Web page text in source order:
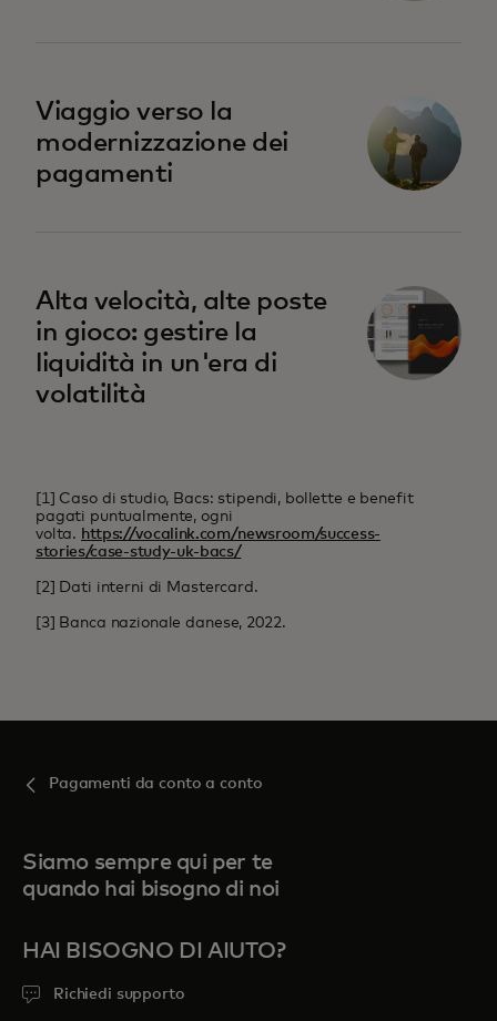
Viaggio verso la
modernizzazione dei
pagamenti
Alta velocità, alte poste
in gioco: gestire la
liquidità in un'era di
volatilità
[1] Caso di studio, Bacs: stipendi, bollette e benefit
pagati puntualmente, ogni
volta. https://vocalink.com/newsroom/success-
stories/case-study-uk-bacs/
[2] Dati interni di Mastercard.
[3] Banca nazionale danese, 2022.
Pagamenti da conto a conto
Siamo sempre qui per te
quando hai bisogno di noi
HAI BISOGNO DI AIUTO?
Richiedi supporto